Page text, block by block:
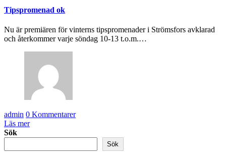
Tipspromenad ok
Nu är premiären för vinterns tipspromenader i Strömsfors avklarad
och återkommer varje söndag 10-13 t.o.m.…
admin 0 Kommentarer
Läs mer
Sök
Sök